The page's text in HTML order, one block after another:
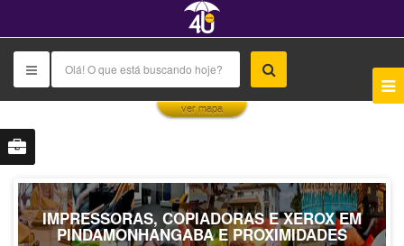
ver mapa
IMPRESSORAS, COPIADORAS E XEROX EM
PINDAMONHANGABA E PROXIMIDADES